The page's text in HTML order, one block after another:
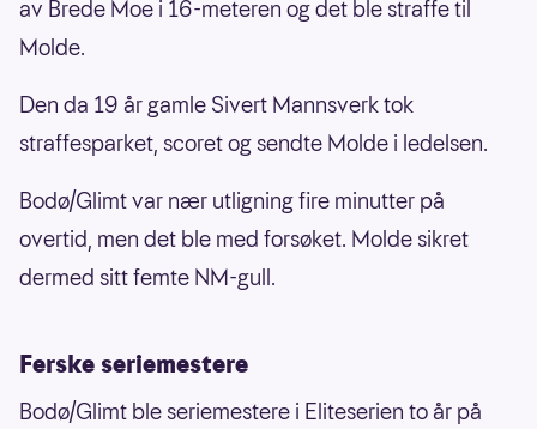
av Brede Moe i 16-meteren og det ble straffe til
Molde.
Den da 19 år gamle Sivert Mannsverk tok
straffesparket, scoret og sendte Molde i ledelsen.
Bodø/Glimt var nær utligning fire minutter på
overtid, men det ble med forsøket. Molde sikret
dermed sitt femte NM-gull.
Ferske seriemestere
Bodø/Glimt ble seriemestere i Eliteserien to år på